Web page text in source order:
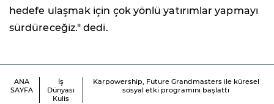
hedefe ulaşmak için çok yönlü yatırımlar yapmayı
sürdüreceğiz." dedi.
ANA
SAYFA
İş
Dünyası
Kulis
Karpowership, Future Grandmasters ile küresel
sosyal etki programını başlattı